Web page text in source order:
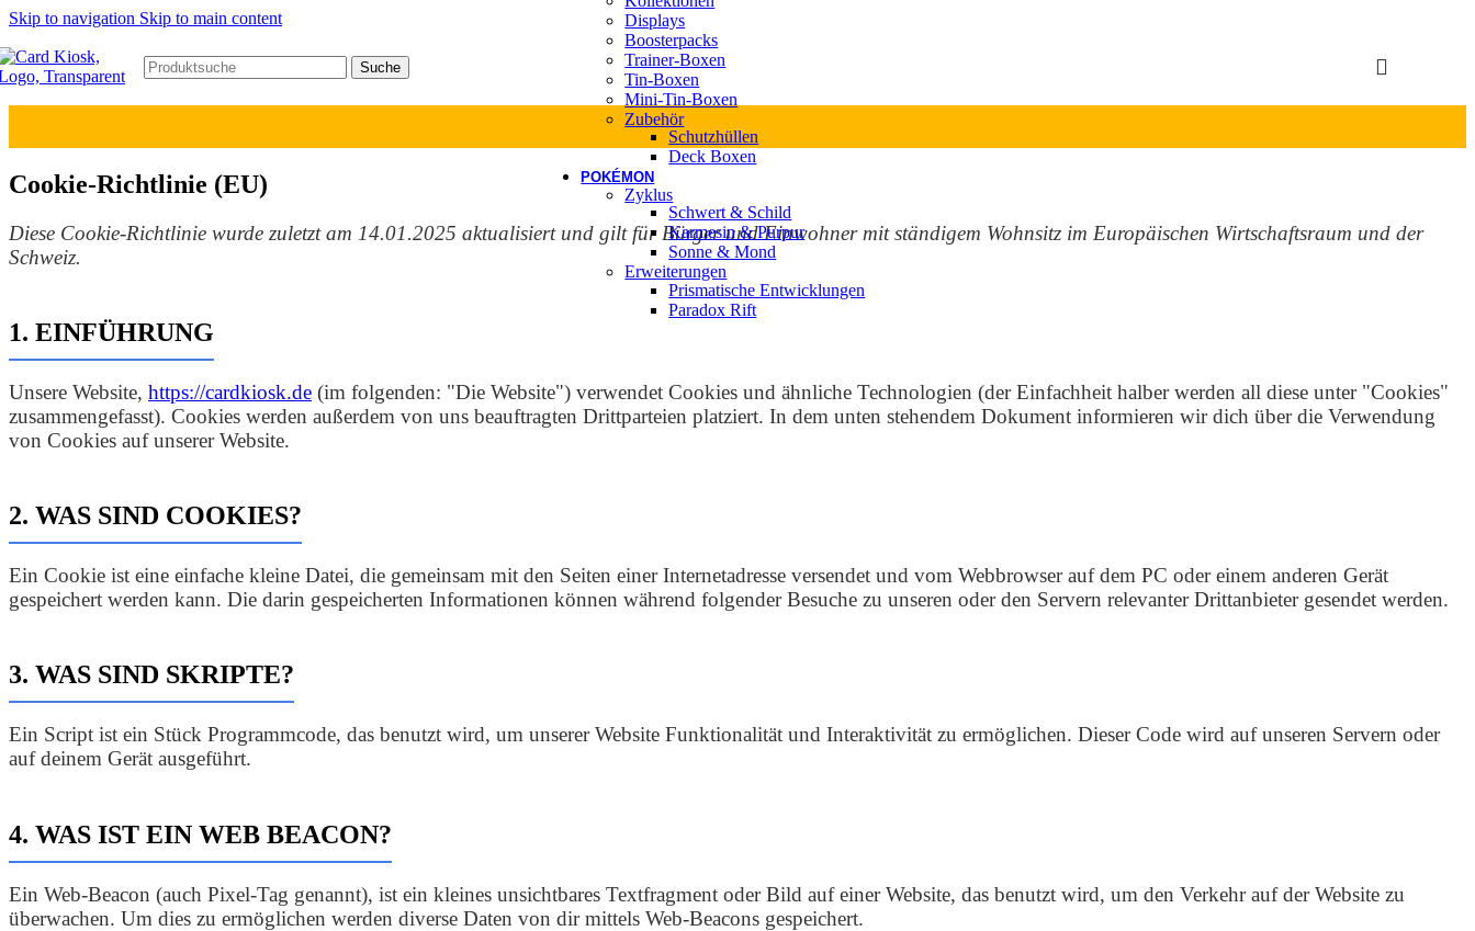
Skip to navigation Skip to main content
Suche
Displays
Boosterpacks
Trainer-Boxen
Tin-Boxen
Mini-Tin-Boxen
Zubehör
Schutzhüllen
Deck Boxen
POKÉMON
Zyklus
Schwert & Schild
Karmesin & Purpur
Sonne & Mond
Erweiterungen
Prismatische Entwicklungen
Paradox Rift
Cookie-Richtlinie (EU)
Diese Cookie-Richtlinie wurde zuletzt am 14.01.2025 aktualisiert und gilt für Bürger und Einwohner mit ständigem Wohnsitz im Europäischen Wirtschaftsraum und der
Schweiz.
1. EINFÜHRUNG
Unsere Website, https://cardkiosk.de (im folgenden: "Die Website") verwendet Cookies und ähnliche Technologien (der Einfachheit halber werden all diese unter "Cookies"
zusammengefasst). Cookies werden außerdem von uns beauftragten Drittparteien platziert. In dem unten stehendem Dokument informieren wir dich über die Verwendung
von Cookies auf unserer Website.
2. WAS SIND COOKIES?
Ein Cookie ist eine einfache kleine Datei, die gemeinsam mit den Seiten einer Internetadresse versendet und vom Webbrowser auf dem PC oder einem anderen Gerät
gespeichert werden kann. Die darin gespeicherten Informationen können während folgender Besuche zu unseren oder den Servern relevanter Drittanbieter gesendet werden.
3. WAS SIND SKRIPTE?
Ein Script ist ein Stück Programmcode, das benutzt wird, um unserer Website Funktionalität und Interaktivität zu ermöglichen. Dieser Code wird auf unseren Servern oder
auf deinem Gerät ausgeführt.
4. WAS IST EIN WEB BEACON?
Ein Web-Beacon (auch Pixel-Tag genannt), ist ein kleines unsichtbares Textfragment oder Bild auf einer Website, das benutzt wird, um den Verkehr auf der Website zu
überwachen. Um dies zu ermöglichen werden diverse Daten von dir mittels Web-Beacons gespeichert.